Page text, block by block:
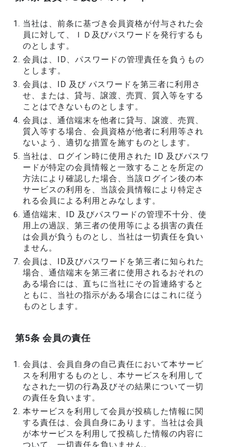
当社は、前条に基づき会員資格が付与された会
員に対して、ＩＤ及びパスワードを発行するも
のとします。
会員は、ID、パスワードの管理責任を負うもの
とします。
会員は、ID 及び パスワードを第三者に利用さ
せ、または、貸与、譲渡、売買、質入等をする
ことはできないものとします。
会員は、通信端末を他者に貸与、譲渡、売買、
質入等する場合、会員資格が他者に利用等され
ないよう、適切な措置を施すものとします。
当社は、ログイン時に使用された ID 及びパスワ
ードが特定の会員情報と一致することを所定の
方法により確認した場合、当該ログイン後の本
サービスの利用を、当該会員情報により特定さ
れる会員による利用とみなします。
通信端末、ID 及びパスワードの管理不十分、使
用上の過誤、第三者の使用等による損害の責任
は会員が負うものとし、当社は一切責任を負い
ません。
会員は、ID及びパスワードを第三者に知られた
場合、通信端末を第三者に使用されるおそれの
ある場合には、直ちに当社にその旨連絡すると
ともに、当社の指示がある場合にはこれに従う
ものとします。
第5条 会員の責任
会員は、会員自身の自己責任において本サービ
スを利用するものとし、本サービスを利用して
なされた一切の行為及びその結果について一切
の責任を負います。
本サービスを利用して会員が投稿した情報に関
する責任は、会員自身にあります。当社は会員
が本サービスを利用して投稿した情報の内容に
ついて、一切責任を負いません。